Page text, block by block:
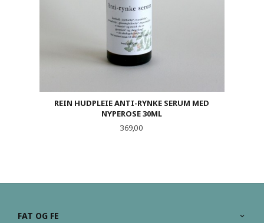
REIN HUDPLEIE ANTI-RYNKE SERUM MED
NYPEROSE 30ML
Pris
369,00
FAT OG FE